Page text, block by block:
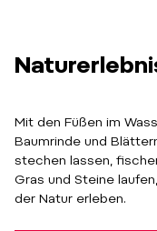
Mit den Füßen im
Baumrinde und
stechen lassen,
Gras und Steine
der Natur erleben.